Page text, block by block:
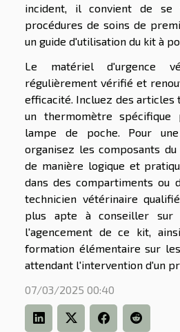
incident, il convient de se
procédures de soins de
un guide d'utilisation du kit à
Le matériel d'urgence
régulièrement vérifié et
efficacité. Incluez des articles
un thermomètre spécifique
lampe de poche. Pour
organisez les composants
de manière logique et
dans des compartiments ou
technicien vétérinaire
plus apte à conseiller sur
l'agencement de ce kit,
formation élémentaire sur
attendant l'intervention d'un
07/03/2025 00:40